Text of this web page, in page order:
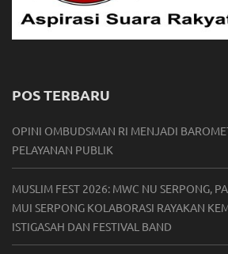
POS TERBARU
OPINI OMBUDSMAN RI MENJADI
PELAYANAN PUBLIK
MUSLIM FEST 2026: MWC NU SERPONG,
MUI SERPONG KOLABORASI RAYAKAN
ISTIGASAH DAN FESTIVAL BAND